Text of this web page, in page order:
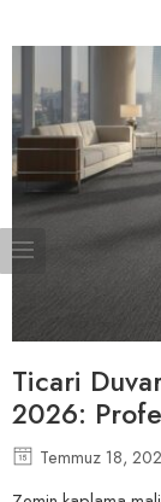
Ticari
2026:
Temmuz 18,